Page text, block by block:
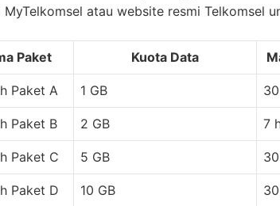
MyTelkomsel atau website resmi Telkomsel
Paket Kuota Data
Paket A 1 GB
Paket B 2 GB 7
Paket C 5 GB
Paket D 10 GB